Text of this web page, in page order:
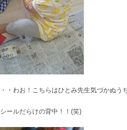
・・わお！こちらはひとみ先生気づかぬう
シールだらけの背中！！(笑)